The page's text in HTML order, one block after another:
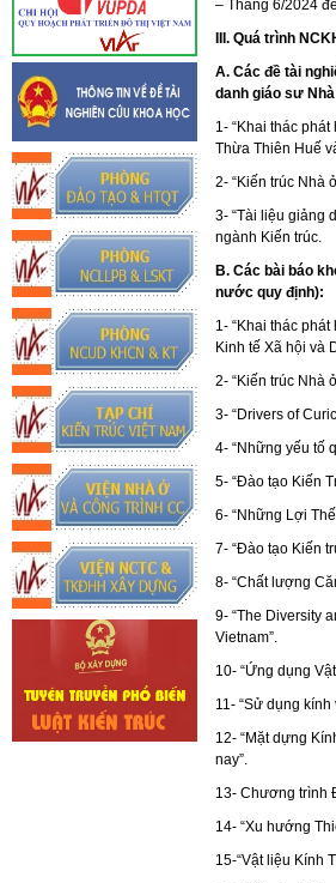
– Tháng 6/2024
III. Quá trình
A. Các đề tài
danh giáo sư
1- “Khai thác
Thừa Thiên Huế
2- “Kiến trúc Nhà
3- “Tài liệu giảng
ngành Kiến trúc.
B. Các bài báo
nước quy định):
1- “Khai thác
Kinh tế Xã hội và
2- “Kiến trúc Nhà
3- “Drivers of
4- “Những yếu tố
5- “Đào tạo Kiến
6- “Những Lợi
7- “Đào tạo Kiến
8- “Chất lượng
9- “The Diversity
Vietnam”.
10- “Ứng dụng
11- “Sử dụng
12- “Mặt dựng
nay”.
13- Chương trình
14- “Xu hướng
15-“Vật liệu Kính